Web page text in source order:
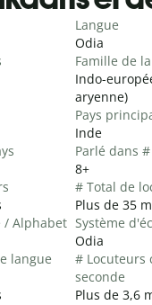
/ Alphabet
langue
Langue
Odia
Famille de
Indo-
aryenne)
Pays
Inde
Parlé dans
8+
# Total de
Plus de 35
Système
Odia
# Locuteurs
seconde
Plus de 3,6